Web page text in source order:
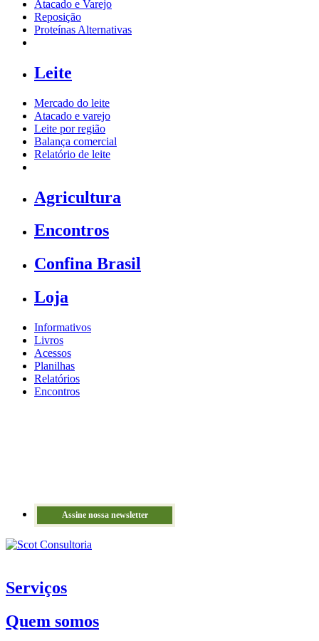
Atacado e Varejo
Reposição
Proteínas Alternativas
Leite
Mercado do leite
Atacado e varejo
Leite por região
Balança comercial
Relatório de leite
Agricultura
Encontros
Confina Brasil
Loja
Informativos
Livros
Acessos
Planilhas
Relatórios
Encontros
Assine nossa newsletter
Serviços
Quem somos